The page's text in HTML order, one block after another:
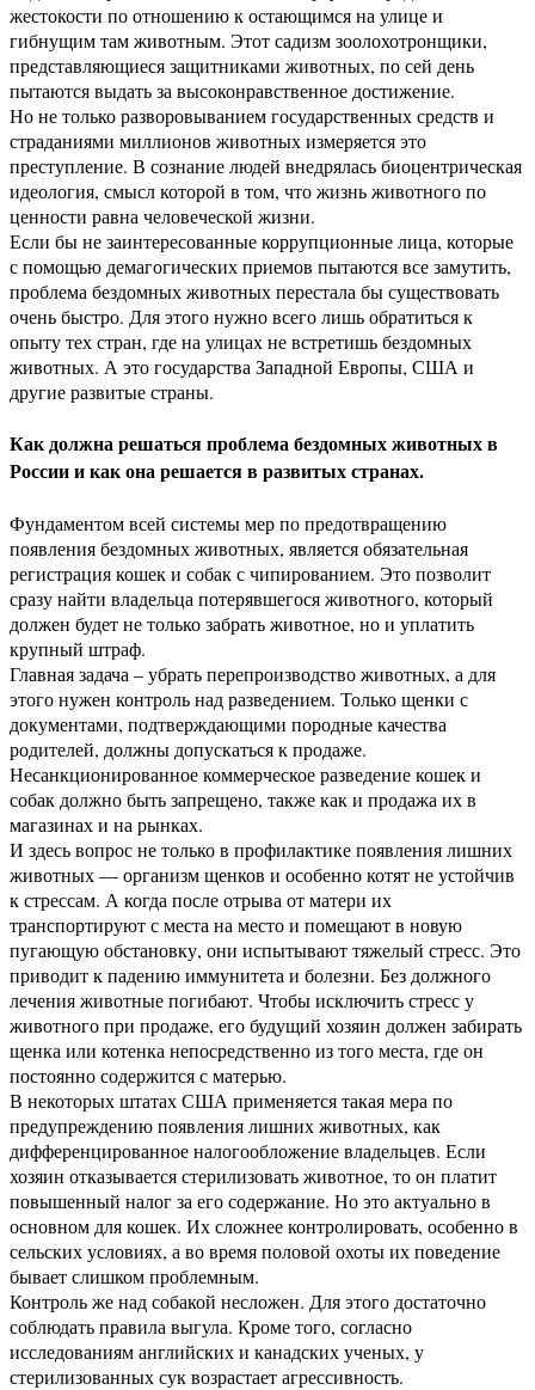
жестокости по отношению к остающимся на улице и
гибнущим там животным. Этот садизм зоолохотронщики,
представляющиеся защитниками животных, по сей день
пытаются выдать за высоконравственное достижение.
Но не только разворовыванием государственных средств и
страданиями миллионов животных измеряется это
преступление. В сознание людей внедрялась биоцентрическая
идеология, смысл которой в том, что жизнь животного по
ценности равна человеческой жизни.
Если бы не заинтересованные коррупционные лица, которые
с помощью демагогических приемов пытаются все замутить,
проблема бездомных животных перестала бы существовать
очень быстро. Для этого нужно всего лишь обратиться к
опыту тех стран, где на улицах не встретишь бездомных
животных. А это государства Западной Европы, США и
другие развитые страны.
Как должна решаться проблема бездомных животных в
России и как она решается в развитых странах.
Фундаментом всей системы мер по предотвращению
появления бездомных животных, является обязательная
регистрация кошек и собак с чипированием. Это позволит
сразу найти владельца потерявшегося животного, который
должен будет не только забрать животное, но и уплатить
крупный штраф.
Главная задача – убрать перепроизводство животных, а для
этого нужен контроль над разведением. Только щенки с
документами, подтверждающими породные качества
родителей, должны допускаться к продаже.
Несанкционированное коммерческое разведение кошек и
собак должно быть запрещено, также как и продажа их в
магазинах и на рынках.
И здесь вопрос не только в профилактике появления лишних
животных — организм щенков и особенно котят не устойчив
к стрессам. А когда после отрыва от матери их
транспортируют с места на место и помещают в новую
пугающую обстановку, они испытывают тяжелый стресс. Это
приводит к падению иммунитета и болезни. Без должного
лечения животные погибают. Чтобы исключить стресс у
животного при продаже, его будущий хозяин должен забирать
щенка или котенка непосредственно из того места, где он
постоянно содержится с матерью.
В некоторых штатах США применяется такая мера по
предупреждению появления лишних животных, как
дифференцированное налогообложение владельцев. Если
хозяин отказывается стерилизовать животное, то он платит
повышенный налог за его содержание. Но это актуально в
основном для кошек. Их сложнее контролировать, особенно в
сельских условиях, а во время половой охоты их поведение
бывает слишком проблемным.
Контроль же над собакой несложен. Для этого достаточно
соблюдать правила выгула. Кроме того, согласно
исследованиям английских и канадских ученых, у
стерилизованных сук возрастает агрессивность.